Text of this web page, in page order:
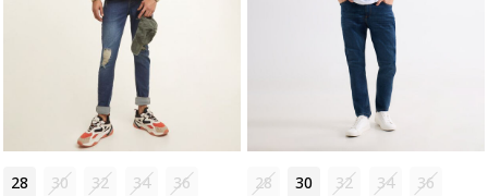
28 30 32 34 36 28 30 32 34 36